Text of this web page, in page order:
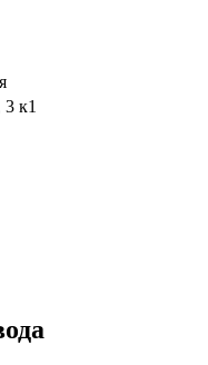
к1